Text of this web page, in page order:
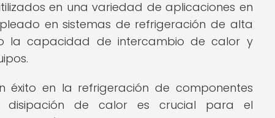
en una variedad de aplicaciones en
en sistemas de refrigeración de alta
la capacidad de intercambio de calor y
éxito en la refrigeración de componentes
disipación de calor es crucial para el